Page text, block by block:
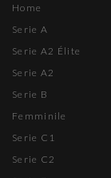
Home
Serie A
Serie A2 Élite
Serie A2
Serie B
Femminile
Serie C1
Serie C2